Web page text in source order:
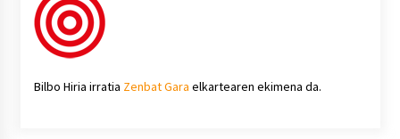
Bilbo Hiria irratia Zenbat Gara elkartearen ekimena da.